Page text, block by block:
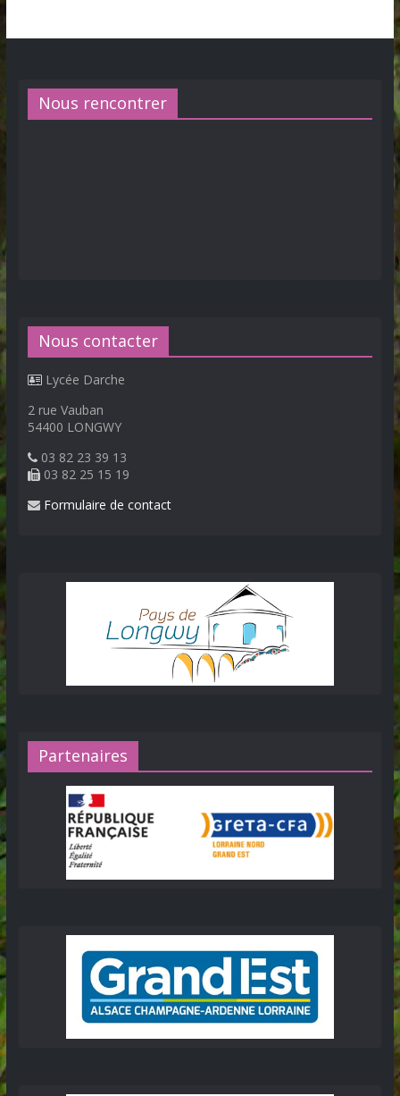
Nous rencontrer
Nous contacter
Lycée Darche
2 rue Vauban
54400 LONGWY
03 82 23 39 13
03 82 25 15 19
Formulaire de contact
Partenaires